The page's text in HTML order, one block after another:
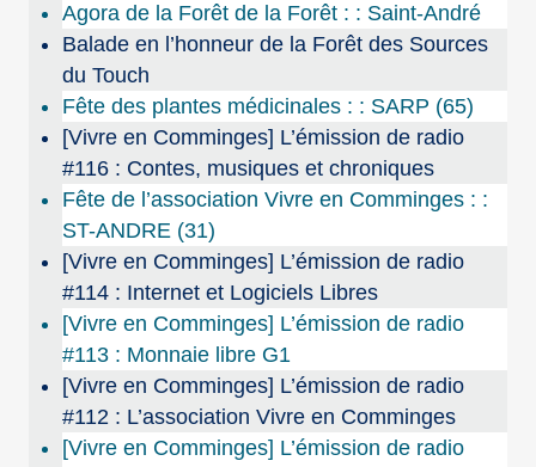
Agora de la Forêt de la Forêt : : Saint-André
Balade en l’honneur de la Forêt des Sources
du Touch
Fête des plantes médicinales : : SARP (65)
[Vivre en Comminges] L’émission de radio
#116 : Contes, musiques et chroniques
Fête de l’association Vivre en Comminges : :
ST-ANDRE (31)
[Vivre en Comminges] L’émission de radio
#114 : Internet et Logiciels Libres
[Vivre en Comminges] L’émission de radio
#113 : Monnaie libre G1
[Vivre en Comminges] L’émission de radio
#112 : L’association Vivre en Comminges
[Vivre en Comminges] L’émission de radio